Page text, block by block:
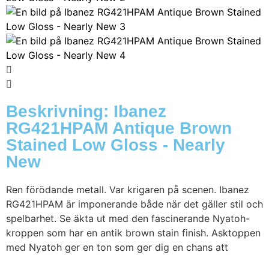
Beskrivning: Ibanez
RG421HPAM Antique Brown
Stained Low Gloss - Nearly
New
Ren förödande metall. Var krigaren på scenen. Ibanez
RG421HPAM är imponerande både när det gäller stil och
spelbarhet. Se äkta ut med den fascinerande Nyatoh-
kroppen som har en antik brown stain finish. Asktoppen
med Nyatoh ger en ton som ger dig en chans att